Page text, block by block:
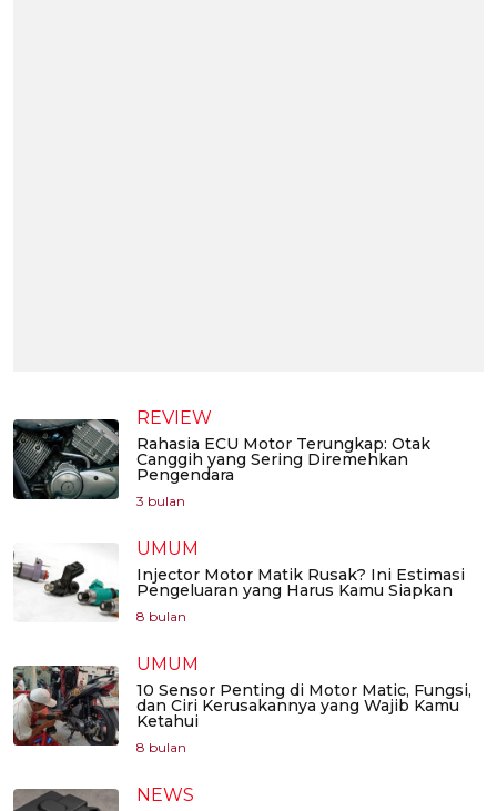
REVIEW
Rahasia ECU Motor Terungkap: Otak
Canggih yang Sering Diremehkan
Pengendara
3 bulan
UMUM
Injector Motor Matik Rusak? Ini Estimasi
Pengeluaran yang Harus Kamu Siapkan
8 bulan
UMUM
10 Sensor Penting di Motor Matic, Fungsi,
dan Ciri Kerusakannya yang Wajib Kamu
Ketahui
8 bulan
NEWS